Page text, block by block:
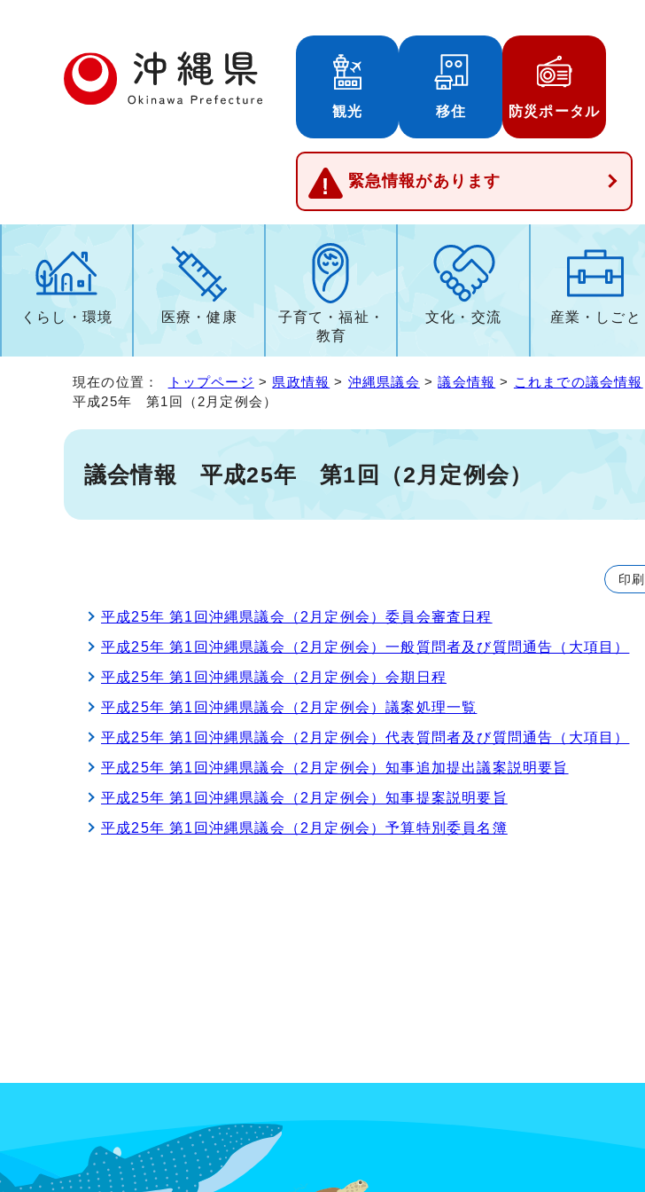
観光 移住 防災ポータル
緊急情報があります
くらし・環境 医療・健康
子育て・福祉・
教育
文化・交流 産業・しごと
現在の位置： トップページ > 県政情報 > 沖縄県議会 >議会情報 > これまでの議会情報
平成25年 第1回（2月定例会）
議会情報 平成25年 第1回（2月定例会）
印刷
平成25年 第1回沖縄県議会（2月定例会）委員会審査日程
平成25年 第1回沖縄県議会（2月定例会）一般質問者及び質問通告（大項目）
平成25年 第1回沖縄県議会（2月定例会）会期日程
平成25年 第1回沖縄県議会（2月定例会）議案処理一覧
平成25年 第1回沖縄県議会（2月定例会）代表質問者及び質問通告（大項目）
平成25年 第1回沖縄県議会（2月定例会）知事追加提出議案説明要旨
平成25年 第1回沖縄県議会（2月定例会）知事提案説明要旨
平成25年 第1回沖縄県議会（2月定例会）予算特別委員名簿